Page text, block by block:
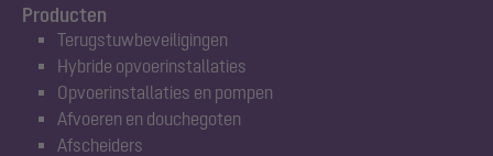
Producten
Terugstuwbeveiligingen
Hybride opvoerinstallaties
Opvoerinstallaties en pompen
Afvoeren en douchegoten
Afscheiders